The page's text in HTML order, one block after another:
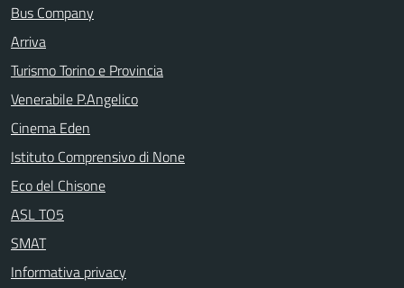
Bus Company
Arriva
Turismo Torino e Provincia
Venerabile P.Angelico
Cinema Eden
Istituto Comprensivo di None
Eco del Chisone
ASL TO5
SMAT
Informativa privacy